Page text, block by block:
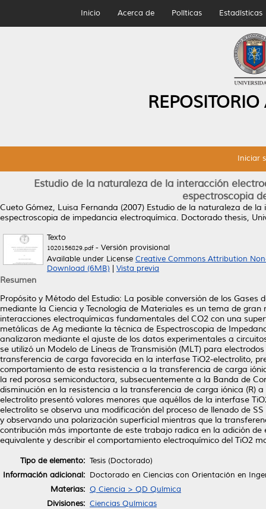
Inicio Acerca de Políticas Estadísticas
Iniciar
Estudio de la naturaleza de la interacción
espectroscopia
Cueto Gómez, Luisa Fernanda (2007) Estudio de la naturaleza de la
espectroscopia de impedancia electroquímica. Doctorado thesis,
Texto
1020156829.pdf- Versión provisional
Available under License Creative Commons Attribution
Download (6MB)
Vista previa
Resumen
Propósito y Método del Estudio: La posible conversión de los
mediante la Ciencia y Tecnología de Materiales es un tema de
interacciones electroquímicas fundamentales del CO2 con una
metálicas de Ag mediante la técnica de Espectroscopia de
analizaron mediante el ajuste de los datos experimentales a
se utilizó un Modelo de Líneas de Transmisión (MLT) para
transferencia de carga favorecida en la interfase TiO2-electrolito,
comportamiento de esta resistencia a la transferencia de carga
la red porosa semiconductora, subsecuentemente a la Banda de
disminución en la resistencia a la transferencia de carga iónica (R)
electrolito presentó valores menores que aquéllos de la interfase
electrolito se observa una modificación del proceso de llenado de
y observando una polarización superficial mientras que la
contribución más importante de este trabajo radica en la adición
equivalente y describir el comportamiento electroquímico del TiO2
Tipo de elemento: Tesis (Doctorado)
Información adicional: Doctorado en Ciencias con Orientación en
Materias: Q Ciencia > QD Química
Divisiones: Ciencias Químicas